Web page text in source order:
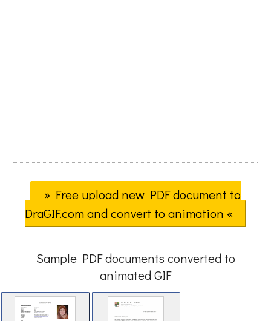
» Free upload new PDF document to
DraGIF.com and convert to animation «
Sample PDF documents converted to
animated GIF